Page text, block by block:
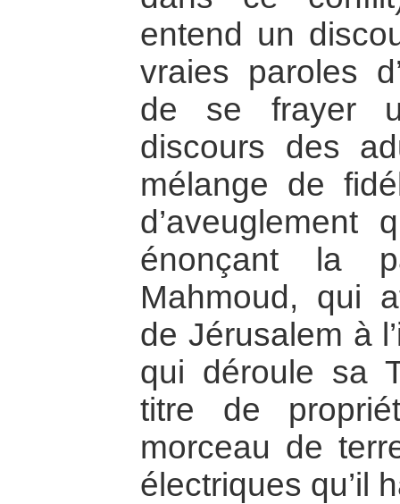
entend un
vraies paroles
de se frayer
discours des
mélange de
d’aveuglement
énonçant la
Mahmoud, qui
de Jérusalem à
qui déroule sa
titre de
morceau de
électriques qu’il